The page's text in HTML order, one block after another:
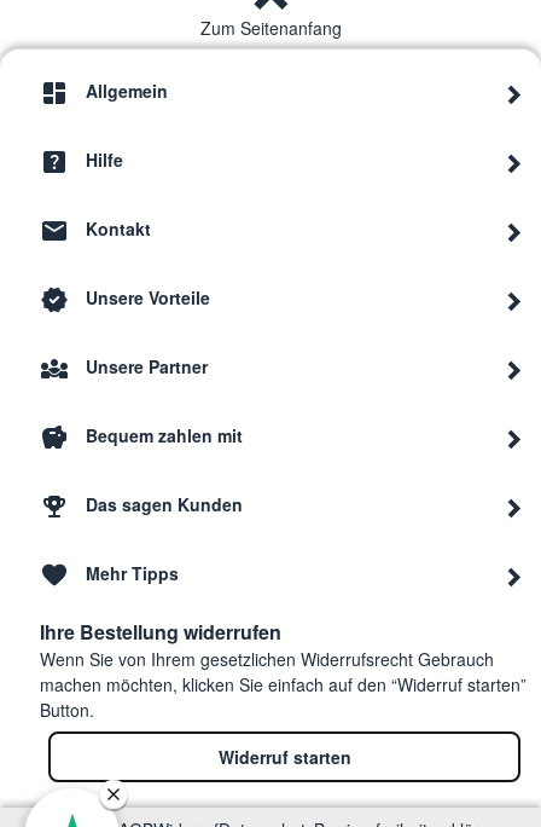
Zum Seitenanfang
Allgemein
Hilfe
Kontakt
Unsere Vorteile
Unsere Partner
Bequem zahlen mit
Das sagen Kunden
Mehr Tipps
Ihre Bestellung widerrufen
Wenn Sie von Ihrem gesetzlichen Widerrufsrecht Gebrauch
machen möchten, klicken Sie einfach auf den “Widerruf starten”
Button.
Widerruf starten